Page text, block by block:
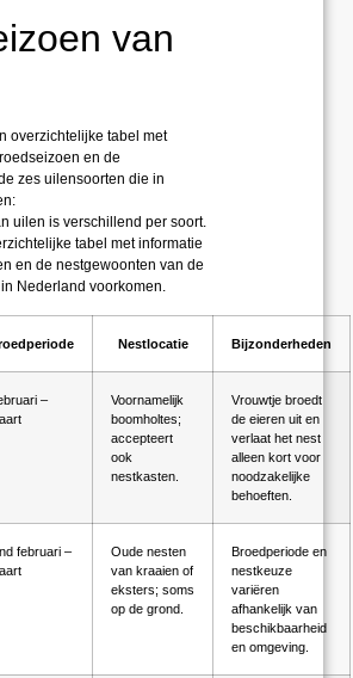
van
overzichtelijke tabel met
en de
zes uilensoorten die in
uilen is verschillend per soort.
tabel met informatie
en de nestgewoonten van de
Nederland voorkomen.
Nestlocatie Bijzonderheden
–
Voornamelijk
boomholtes;
accepteert
ook
nestkasten.
Vrouwtje broedt
de eieren uit en
verlaat het nest
alleen kort voor
noodzakelijke
behoeften.
februari –
Oude nesten
van kraaien of
eksters; soms
op de grond.
Broedperiode en
nestkeuze
variëren
afhankelijk van
beschikbaarheid
en omgeving.